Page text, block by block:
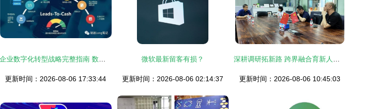
更新时间：2026-08-06 17:33:44
微软最新留客有损？
更新时间：2026-08-06 02:14:37 更新时间：2026-08-06 10:45:03